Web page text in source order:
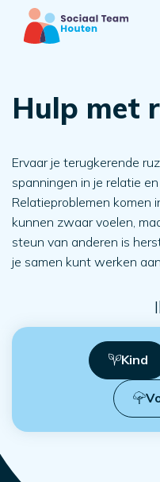
Hulp met
Ervaar je terugkerende
spanningen in je relatie
Relatieproblemen komen
kunnen zwaar voelen,
steun van anderen is
je samen kunt werken
Kind